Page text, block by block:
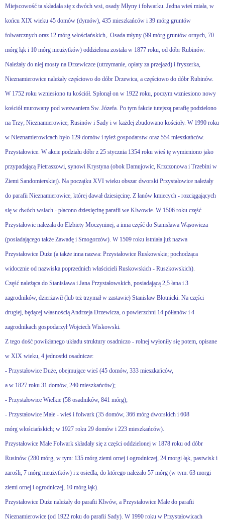
Miejscowość ta składała się z dwóch wsi, osady Młyny i folwarku. Jedna wieś miała, w
końcu XIX wieku 45 domów (dymów), 435 mieszkańców i 39 mórg gruntów
folwarcznych oraz 12 mórg włościańskich,. Osada młyny (99 mórg gruntów ornych, 70
mórg łąk i 10 mórg nieużytków) oddzielona została w 1877 roku, od dóbr Rubinów.
Należały do niej mosty na Drzewiczce (utrzymanie, opłaty za przejazd) i fryszerka,
Nieznamierowice należały częściowo do dóbr Drzewica, a częściowo do dóbr Rubinów.
W 1752 roku wzniesiono tu kościół. Spłonął on w 1922 roku, poczym wzniesiono nowy
kościół murowany pod wezwaniem Sw. Józefa. Po tym fakcie tutejszą parafię podzielono
na Trzy; Nieznamierowice, Rusinów i Sady i w każdej zbudowano kościoły. W 1990 roku
w Nieznamierowicach było 129 domów i tyleż gospodarstw oraz 554 mieszkańców.
Przystałowice. W akcie podziału dóbr z 25 stycznia 1354 roku wieś tę wymieniono jako
przypadającą Pietraszowi, synowi Krystyna (obok Damujowic, Krzczonowa i Trzebini w
Ziemi Sandomierskiej). Na początku XVI wieku obszar dworski Przystałowice należały
do parafii Nieznamierowice, której dawał dziesięcinę. Z łanów kmiecych - rozciągających
się w dwóch wsiach - płacono dziesięcinę parafii we Klwowie. W 1506 roku część
Przystałowic należała do Elżbiety Moczyninej, a inna część do Stanisława Wąsowicza
(posiadającego także Zawadę i Smogorzów). W 1509 roku istniała już nazwa
Przystałowice Duże (a także inna nazwa: Przystałowice Ruskowskie; pochodząca
widocznie od nazwiska poprzednich właścicieli Ruskowskich - Ruszkowskich).
Część należąca do Stanisława i Jana Przystałowskich, posiadającą 2,5 łana i 3
zagrodników, dzierżawił (lub też trzymał w zastawie) Stanisław Błotnicki. Na części
drugiej, będącej własnością Andrzeja Drzewicza, o powierzchni 14 półłanów i 4
zagrodnikach gospodarzył Wojciech Wiskowski.
Z tego dość powikłanego układu struktury osadniczo - rolnej wyłoniły się potem, opisane
w XIX wieku, 4 jednostki osadnicze:
- Przystałowice Duże, obejmujące wieś (45 domów, 333 mieszkańców,
a w 1827 roku 31 domów, 240 mieszkańców);
- Przystałowice Wielkie (58 osadników, 841 mórg);
- Przystałowice Małe - wieś i folwark (35 domów, 366 mórg dworskich i 608
mórg włościańskich; w 1927 roku 29 domów i 223 mieszkańców).
Przystałowice Małe Folwark składały się z części oddzielonej w 1878 roku od dóbr
Rusinów (280 mórg, w tym: 135 mórg ziemi ornej i ogrodniczej, 24 morgi łąk, pastwisk i
zarośli, 7 mórg nieużytków) i z osiedla, do którego należało 57 mórg (w tym: 63 morgi
ziemi ornej i ogrodniczej, 10 mórg łąk).
Przystałowice Duże należały do parafii Klwów, a Przystałowice Małe do parafii
Nieznamierowice (od 1922 roku do parafii Sady). W 1990 roku w Przystałowicach